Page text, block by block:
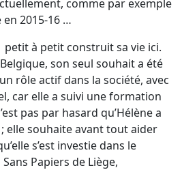
comme par exemple
en 2015-16 …
à petit construit sa vie ici.
son seul souhait a été
rôle actif dans la société, avec
car elle a suivi une formation
pas par hasard qu’Hélène a
elle souhaite avant tout aider
s’est investie dans le
Papiers de Liège,